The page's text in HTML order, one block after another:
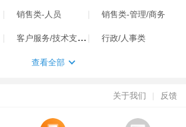
销售类-人员 销售类-管理/商务
客户服务/技术支持类 行政/人事类
查看全部
关于我们 | 反馈